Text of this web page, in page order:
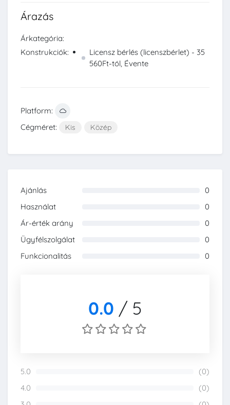
Árazás
Árkategória:
Konstrukciók:
Licensz bérlés (licenszbérlet) - 35
560Ft-tól, Évente
Platform:
Cégméret:
Kis Közép
Ajánlás
0
Használat
0
Ár-érték arány
0
Ügyfélszolgálat
0
Funkcionalitás
0
0.0 / 5
5.0
(0)
4.0
(0)